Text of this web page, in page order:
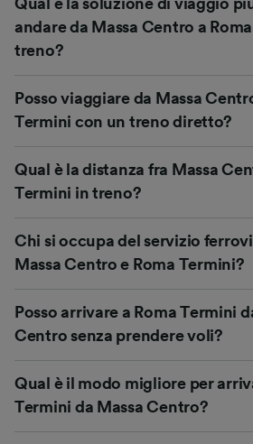
Qual è la soluzione di viaggio
andare da Massa Centro a
treno?
Posso viaggiare da Massa
Termini con un treno diretto?
Qual è la distanza fra Massa
Termini in treno?
Chi si occupa del servizio
Massa Centro e Roma Termini?
Posso arrivare a Roma Termini
Centro senza prendere voli?
Qual è il modo migliore per
Termini da Massa Centro?